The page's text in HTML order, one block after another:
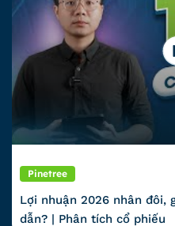
Pinetree
Lợi nhuận 2026 nhân đôi,
dẫn? | Phân tích cổ phiếu